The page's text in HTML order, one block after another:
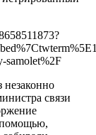
samolet%2F
связи
помощью,